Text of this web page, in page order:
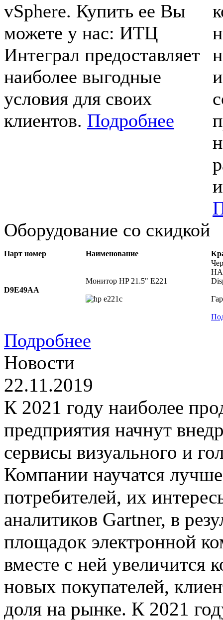
vSphere. Купить ее Вы
можете у нас: ИТЦ
Интеграл предоставляет
наиболее выгодные
условия для своих
клиентов. Подробнее
Оборудование со скидкой
Парт номер Наименование
D9E49AA
Монитор HP 21.5" E221
Подробнее
Новости
22.11.2019
К 2021 году наиболее
предприятия начнут
сервисы визуального и
Компании научатся
потребителей, их
аналитиков Gartner, в
площадок электронной
вместе с ней увеличится
новых покупателей,
доля на рынке. К 2021